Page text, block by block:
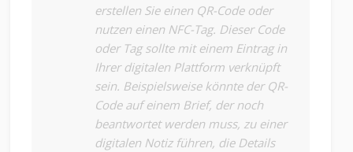
erstellen Sie einen QR-Code oder
nutzen einen NFC-Tag. Dieser Code
oder Tag sollte mit einem Eintrag in
Ihrer digitalen Plattform verknüpft
sein. Beispielsweise könnte der QR-
Code auf einem Brief, der noch
beantwortet werden muss, zu einer
digitalen Notiz führen, die Details